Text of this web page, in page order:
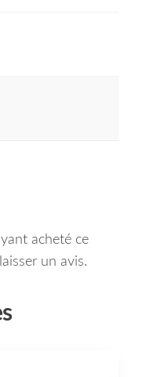
acheté ce
un avis.